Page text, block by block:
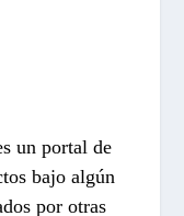
un portal de
bajo algún
por otras